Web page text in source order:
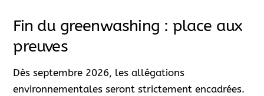
Fin du greenwashing : place aux
preuves
Dès septembre 2026, les allégations
environnementales seront strictement encadrées.